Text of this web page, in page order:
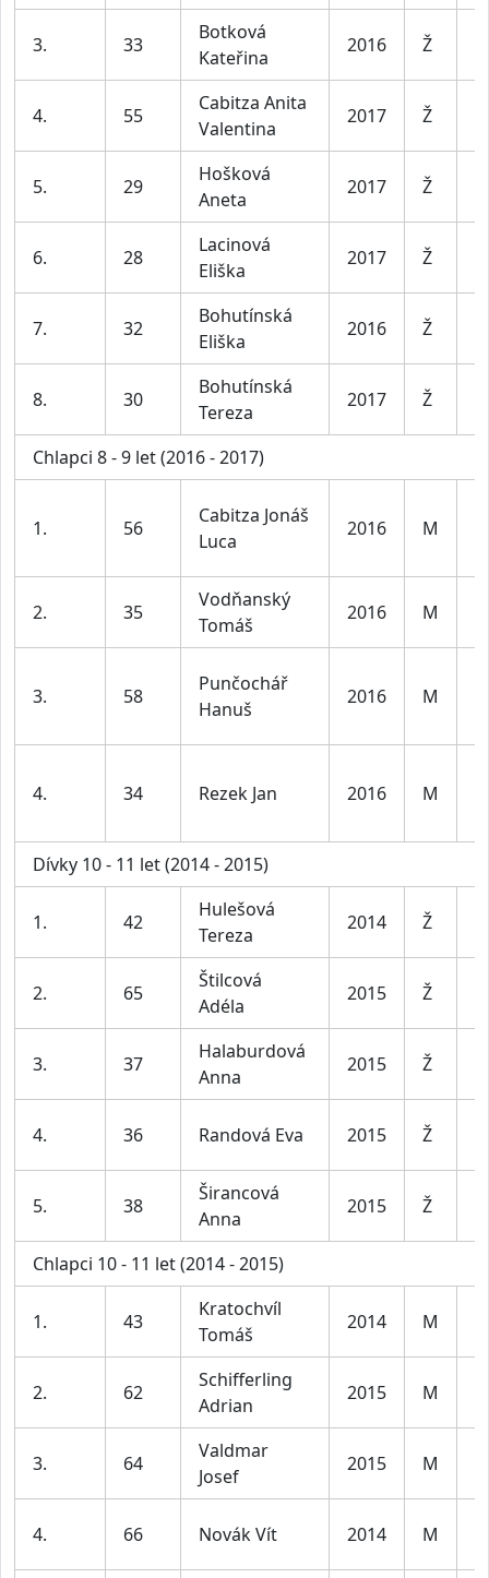
3. 33
Botková
Kateřina
2016 Ž
4. 55
Cabitza Anita
Valentina
2017 Ž
5. 29
Hošková
Aneta
2017 Ž
6. 28
Lacinová
Eliška
2017 Ž
7. 32
Bohutínská
Eliška
2016 Ž
8. 30
Bohutínská
Tereza
2017 Ž
Chlapci 8 - 9 let (2016 - 2017)
1. 56
Cabitza Jonáš
Luca
2016 M
2. 35
Vodňanský
Tomáš
2016 M
3. 58
Punčochář
Hanuš
2016 M
4. 34 Rezek Jan 2016 M
Dívky 10 - 11 let (2014 - 2015)
1. 42
Hulešová
Tereza
2014 Ž
2. 65
Štilcová
Adéla
2015 Ž
3. 37
Halaburdová
Anna
2015 Ž
4. 36 Randová Eva 2015 Ž
5. 38
Širancová
Anna
2015 Ž
Chlapci 10 - 11 let (2014 - 2015)
1. 43
Kratochvíl
Tomáš
2014 M
2. 62
Schifferling
Adrian
2015 M
3. 64
Valdmar
Josef
2015 M
4. 66 Novák Vít 2014 M